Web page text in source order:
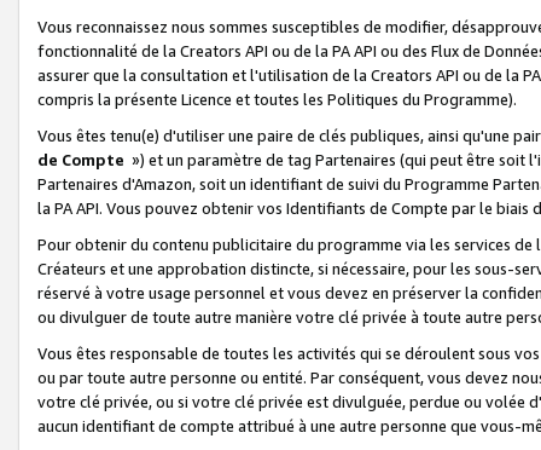
Vous reconnaissez nous sommes susceptibles de modifier,
fonctionnalité de la Creators API ou de la PA API ou des Flux de
assurer que la consultation et l'utilisation de la Creators API ou de la
compris la présente Licence et toutes les Politiques du Programme).
Vous êtes tenu(e) d'utiliser une paire de clés publiques, ainsi qu'une
de Compte ») et un paramètre de tag Partenaires (qui peut être soit
Partenaires d'Amazon, soit un identifiant de suivi du Programme
la PA API. Vous pouvez obtenir vos Identifiants de Compte par le biais
Pour obtenir du contenu publicitaire du programme via les services
Créateurs et une approbation distincte, si nécessaire, pour les sous-
réservé à votre usage personnel et vous devez en préserver la
ou divulguer de toute autre manière votre clé privée à toute autre
Vous êtes responsable de toutes les activités qui se déroulent sous
ou par toute autre personne ou entité. Par conséquent, vous devez
votre clé privée, ou si votre clé privée est divulguée, perdue ou volée
aucun identifiant de compte attribué à une autre personne que vous-